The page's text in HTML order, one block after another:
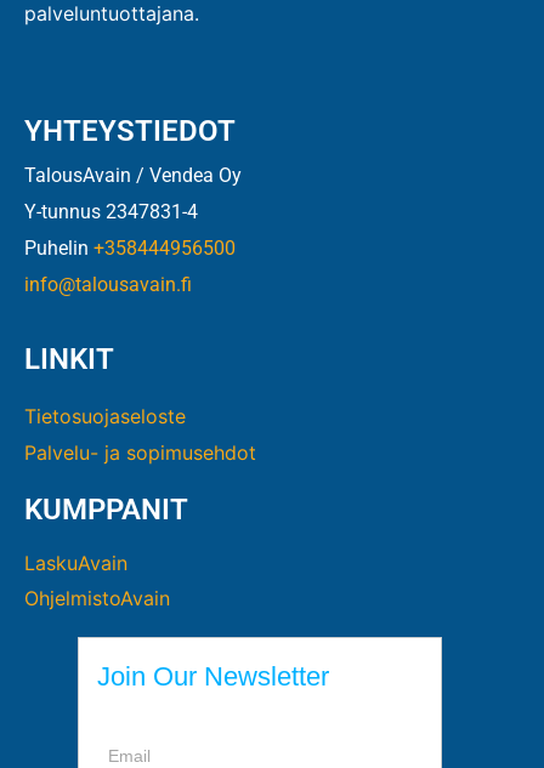
palveluntuottajana.
YHTEYSTIEDOT
TalousAvain / Vendea Oy
Y-tunnus 2347831-4
Puhelin +358444956500
info@talousavain.fi
LINKIT
Tietosuojaseloste
Palvelu- ja sopimusehdot
KUMPPANIT
LaskuAvain
OhjelmistoAvain
Join Our Newsletter